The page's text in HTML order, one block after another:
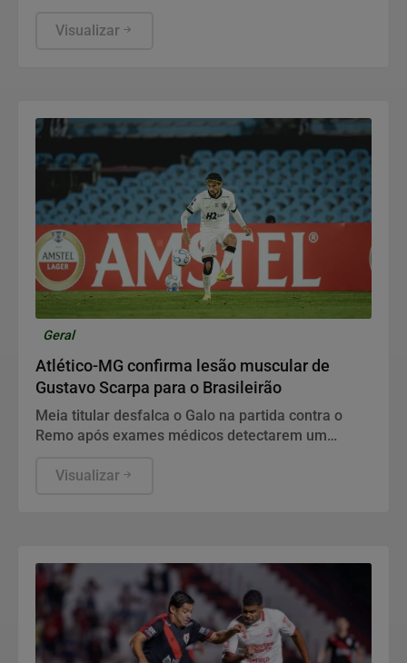
Visualizar
Geral
Atlético-MG confirma lesão muscular de
Gustavo Scarpa para o Brasileirão
Meia titular desfalca o Galo na partida contra o
Remo após exames médicos detectarem um
equipe
Visualizar